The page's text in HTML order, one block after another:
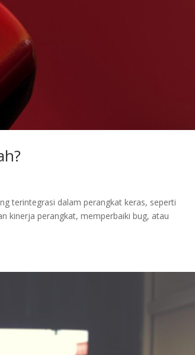
terintegrasi dalam perangkat keras, seperti
kinerja perangkat, memperbaiki bug, atau